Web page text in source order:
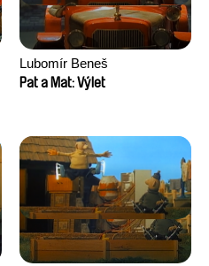
Lubomír Beneš
Pat a Mat: Výlet